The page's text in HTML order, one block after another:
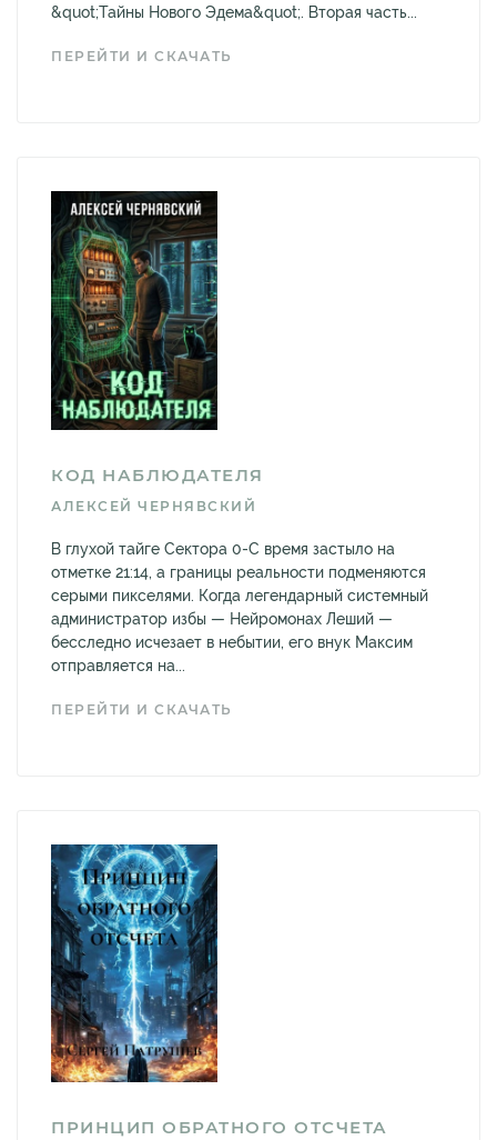
&quot;Тайны Нового Эдема&quot;. Вторая часть...
ПЕРЕЙТИ И СКАЧАТЬ
КОД НАБЛЮДАТЕЛЯ
АЛЕКСЕЙ ЧЕРНЯВСКИЙ
В глухой тайге Сектора 0-С время застыло на
отметке 21:14, а границы реальности подменяются
серыми пикселями. Когда легендарный системный
администратор избы — Нейромонах Леший —
бесследно исчезает в небытии, его внук Максим
отправляется на...
ПЕРЕЙТИ И СКАЧАТЬ
ПРИНЦИП ОБРАТНОГО ОТСЧЕТА